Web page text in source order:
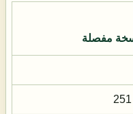
مفصلة
251